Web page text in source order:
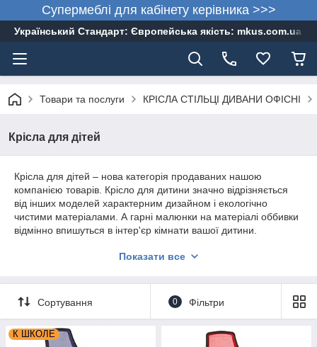
Супермеблі для кабінету керівника >>>
Український Стандарт: Європейська якість: mkus.com.ua
Товари та послуги КРІСЛА СТІЛЬЦІ ДИВАНИ ОФІСНІ
Крісла для дітей
Крісла для дітей – нова категорія продаваних нашою
компанією товарів. Крісло для дитини значно відрізняється
від інших моделей характерним дизайном і екологічно
чистими матеріалами. А гарні малюнки на матеріалі оббивки
відмінно впишуться в інтер'єр кімнати вашої дитини.
754-30-44, 066-173-48-55, 067-585-26-29
Показати все
Сортування 0 Фільтри
К ШКОЛЕ